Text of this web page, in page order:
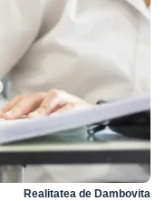
Realitatea de Dambovita